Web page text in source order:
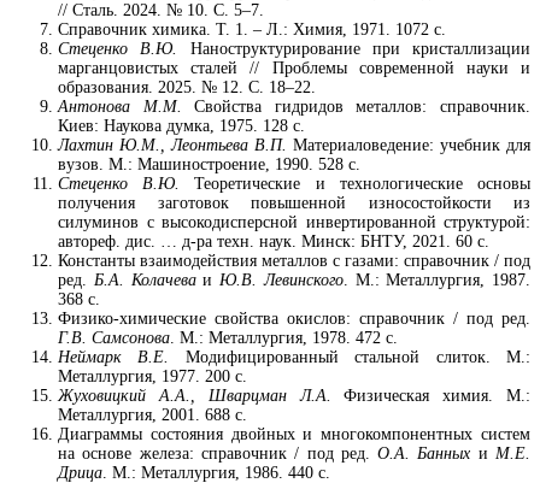
// Сталь. 2024. № 10. С. 5–7.
Справочник химика. Т. 1. – Л.: Химия, 1971. 1072 с.
Стеценко В.Ю.
Наноструктурирование при кристаллизации
марганцовистых сталей // Проблемы современной науки и
образования. 2025. № 12. С. 18–22.
Антонова М.М.
Свойства гидридов металлов: справочник.
Киев: Наукова думка, 1975. 128 с.
Лахтин Ю.М., Леонтьева В.П. Материаловедение: учебник для
вузов. М.: Машиностроение, 1990. 528 с.
Стеценко В.Ю.
Теоретические и технологические основы
получения заготовок повышенной износостойкости из
силуминов с высокодисперсной инвертированной структурой:
автореф. дис. … д-ра техн. наук. Минск: БНТУ, 2021. 60 с.
Константы взаимодействия металлов с газами: справочник / под
ред. Б.А. Колачеваи Ю.В. Левинского. М.: Металлургия, 1987.
368 с.
Физико-химические свойства окислов: справочник / под ред.
Г.В. Самсонова . М.: Металлургия, 1978. 472 с.
Неймарк В.Е.
Модифицированный стальной слиток. М.:
Металлургия, 1977. 200 с.
Жуховицкий А.А., Шварцман Л.А.
Физическая химия. М.:
Металлургия, 2001. 688 с.
Диаграммы состояния двойных и многокомпонентных систем
на основе железа: справочник / под ред.О.А. Банных и М.Е.
Дрица . М.: Металлургия, 1986. 440 с.